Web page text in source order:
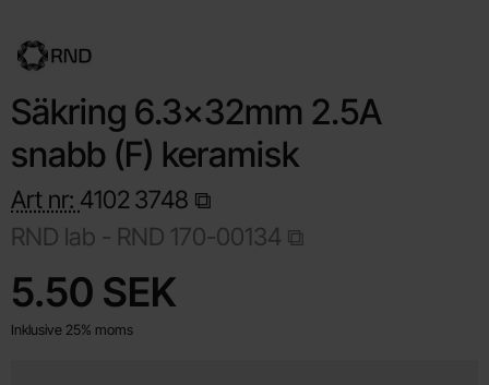
Säkring 6.3x32mm 2.5A
snabb (F) keramisk
Art nr: 4102 3748
RND lab - RND 170-00134
pris
5.50 SEK
Inklusive 25% moms